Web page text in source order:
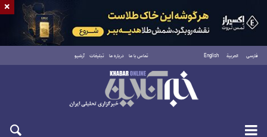
فارسی العربية English تماس با ما درباره ما تبلیغات آرشیو
جمعه ۱۶ مرداد ۱۴۰۵
×